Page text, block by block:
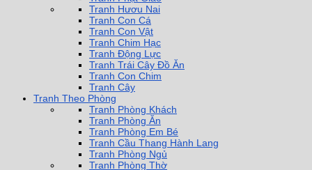
Tranh Hươu Nai
Tranh Con Cá
Tranh Con Vật
Tranh Chim Hạc
Tranh Động Lực
Tranh Trái Cây Đồ Ăn
Tranh Con Chim
Tranh Cây
Tranh Theo Phòng
Tranh Phòng Khách
Tranh Phòng Ăn
Tranh Phòng Em Bé
Tranh Cầu Thang Hành Lang
Tranh Phòng Ngủ
Tranh Phòng Thờ